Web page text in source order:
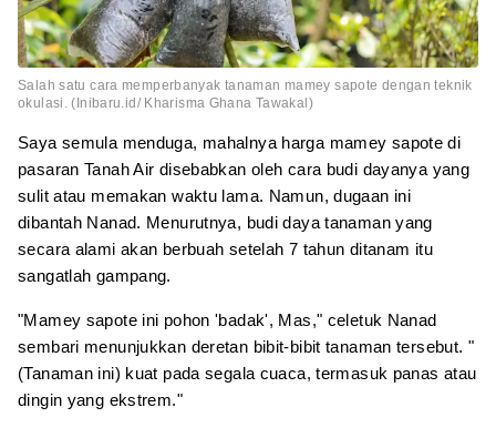
Salah satu cara memperbanyak tanaman mamey sapote dengan teknik
okulasi. (Inibaru.id/ Kharisma Ghana Tawakal)
Saya semula menduga, mahalnya harga mamey sapote di
pasaran Tanah Air disebabkan oleh cara budi dayanya yang
sulit atau memakan waktu lama. Namun, dugaan ini
dibantah Nanad. Menurutnya, budi daya tanaman yang
secara alami akan berbuah setelah 7 tahun ditanam itu
sangatlah gampang.
"Mamey sapote ini pohon 'badak', Mas," celetuk Nanad
sembari menunjukkan deretan bibit-bibit tanaman tersebut. "
(Tanaman ini) kuat pada segala cuaca, termasuk panas atau
dingin yang ekstrem."